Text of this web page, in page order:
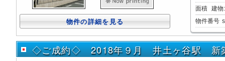
物件の詳細を見る
面積 建物
物件番号
◇ご成約◇ 2018年９月 井土ヶ谷駅 新